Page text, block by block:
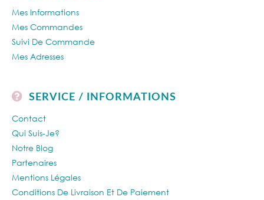
Mes Informations
Mes Commandes
Suivi De Commande
Mes Adresses
SERVICE / INFORMATIONS
Contact
Qui Suis-Je?
Notre Blog
Partenaires
Mentions Légales
Conditions De Livraison Et De Paiement